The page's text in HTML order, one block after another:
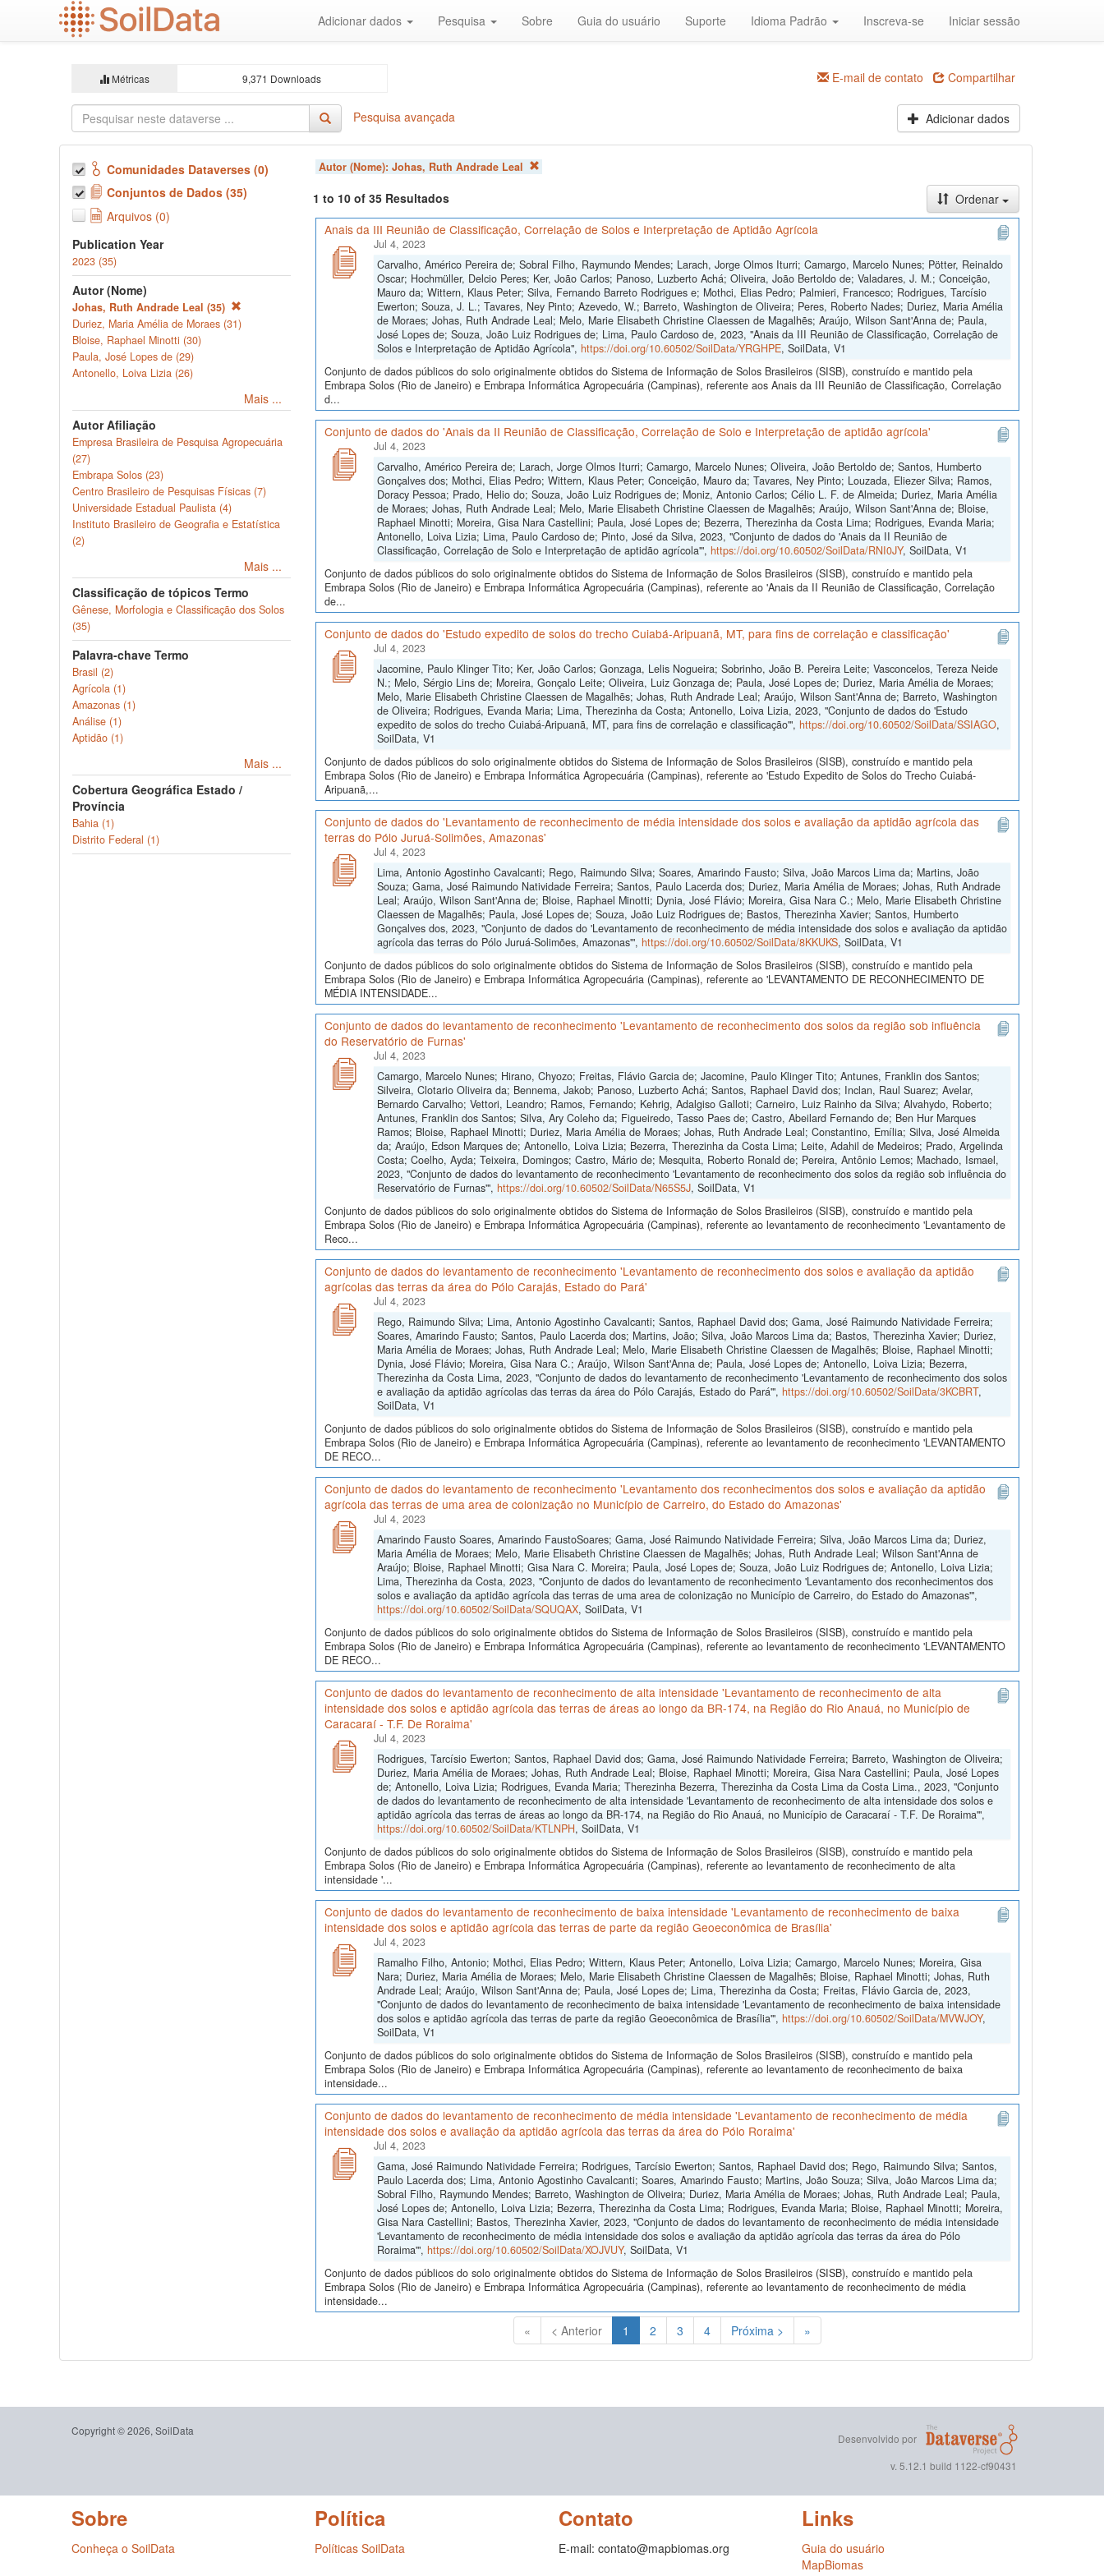
Adicionar dados Pesquisa Sobre Guia do usuário Suporte Idioma Padrão Inscreva-se Iniciar sessão
Métricas 9,371 Downloads E-mail de contato Compartilhar
Pesquisa avançada Adicionar dados
Comunidades Dataverses (0)
Conjuntos de Dados (35)
Arquivos (0)
Publication Year
2023 (35)
Autor (Nome)
Johas, Ruth Andrade Leal (35)
Duriez, Maria Amélia de Moraes (31)
Bloise, Raphael Minotti (30)
Paula, José Lopes de (29)
Antonello, Loiva Lizia (26)
Mais ...
Autor Afiliação
Empresa Brasileira de Pesquisa Agropecuária
(27)
Embrapa Solos (23)
Centro Brasileiro de Pesquisas Físicas (7)
Universidade Estadual Paulista (4)
Instituto Brasileiro de Geografia e Estatística
(2)
Mais ...
Classificação de tópicos Termo
Gênese, Morfologia e Classificação dos Solos
(35)
Palavra-chave Termo
Brasil (2)
Agrícola (1)
Amazonas (1)
Análise (1)
Aptidão (1)
Mais ...
Cobertura Geográfica Estado /
Província
Bahia (1)
Distrito Federal (1)
Autor (Nome): Johas, Ruth Andrade Leal
1 to 10 of 35 Resultados
Ordenar
Anais da III Reunião de Classificação, Correlação de Solos e Interpretação de Aptidão Agrícola
Jul 4, 2023
Carvalho, Américo Pereira de; Sobral Filho, Raymundo Mendes; Larach, Jorge Olmos Iturri; Camargo, Marcelo Nunes; Pötter, Reinaldo
Oscar; Hochmüller, Delcio Peres; Ker, João Carlos; Panoso, Luzberto Achá; Oliveira, João Bertoldo de; Valadares, J. M.; Conceição,
Mauro da; Wittern, Klaus Peter; Silva, Fernando Barreto Rodrigues e; Mothci, Elias Pedro; Palmieri, Francesco; Rodrigues, Tarcísio
Ewerton; Souza, J. L.; Tavares, Ney Pinto; Azevedo, W.; Barreto, Washington de Oliveira; Peres, Roberto Nades; Duriez, Maria Amélia
de Moraes; Johas, Ruth Andrade Leal; Melo, Marie Elisabeth Christine Claessen de Magalhẽs; Araújo, Wilson Sant'Anna de; Paula,
José Lopes de; Souza, João Luiz Rodrigues de; Lima, Paulo Cardoso de, 2023, "Anais da III Reunião de Classificação, Correlação de
Solos e Interpretação de Aptidão Agrícola", https://doi.org/10.60502/SoilData/YRGHPE, SoilData, V1
Conjunto de dados públicos do solo originalmente obtidos do Sistema de Informação de Solos Brasileiros (SISB), construído e mantido pela
Embrapa Solos (Rio de Janeiro) e Embrapa Informática Agropecuária (Campinas), referente aos Anais da III Reunião de Classificação, Correlação
d...
Conjunto de dados do 'Anais da II Reunião de Classificação, Correlação de Solo e Interpretação de aptidão agrícola'
Jul 4, 2023
Carvalho, Américo Pereira de; Larach, Jorge Olmos Iturri; Camargo, Marcelo Nunes; Oliveira, João Bertoldo de; Santos, Humberto
Gonçalves dos; Mothci, Elias Pedro; Wittern, Klaus Peter; Conceição, Mauro da; Tavares, Ney Pinto; Louzada, Eliezer Silva; Ramos,
Doracy Pessoa; Prado, Helio do; Souza, João Luiz Rodrigues de; Moniz, Antonio Carlos; Célio L. F. de Almeida; Duriez, Maria Amélia
de Moraes; Johas, Ruth Andrade Leal; Melo, Marie Elisabeth Christine Claessen de Magalhẽs; Araújo, Wilson Sant'Anna de; Bloise,
Raphael Minotti; Moreira, Gisa Nara Castellini; Paula, José Lopes de; Bezerra, Therezinha da Costa Lima; Rodrigues, Evanda Maria;
Antonello, Loiva Lizia; Lima, Paulo Cardoso de; Pinto, José da Silva, 2023, "Conjunto de dados do 'Anais da II Reunião de
Classificação, Correlação de Solo e Interpretação de aptidão agrícola'", https://doi.org/10.60502/SoilData/RNI0JY, SoilData, V1
Conjunto de dados públicos do solo originalmente obtidos do Sistema de Informação de Solos Brasileiros (SISB), construído e mantido pela
Embrapa Solos (Rio de Janeiro) e Embrapa Informática Agropecuária (Campinas), referente ao 'Anais da II Reunião de Classificação, Correlação
de...
Conjunto de dados do 'Estudo expedito de solos do trecho Cuiabá-Aripuanã, MT, para fins de correlação e classificação'
Jul 4, 2023
Jacomine, Paulo Klinger Tito; Ker, João Carlos; Gonzaga, Lelis Nogueira; Sobrinho, João B. Pereira Leite; Vasconcelos, Tereza Neide
N.; Melo, Sérgio Lins de; Moreira, Gonçalo Leite; Oliveira, Luiz Gonzaga de; Paula, José Lopes de; Duriez, Maria Amélia de Moraes;
Melo, Marie Elisabeth Christine Claessen de Magalhẽs; Johas, Ruth Andrade Leal; Araújo, Wilson Sant'Anna de; Barreto, Washington
de Oliveira; Rodrigues, Evanda Maria; Lima, Therezinha da Costa; Antonello, Loiva Lizia, 2023, "Conjunto de dados do 'Estudo
expedito de solos do trecho Cuiabá-Aripuanã, MT, para fins de correlação e classificação'", https://doi.org/10.60502/SoilData/SSIAGO,
SoilData, V1
Conjunto de dados públicos do solo originalmente obtidos do Sistema de Informação de Solos Brasileiros (SISB), construído e mantido pela
Embrapa Solos (Rio de Janeiro) e Embrapa Informática Agropecuária (Campinas), referente ao 'Estudo Expedito de Solos do Trecho Cuiabá-
Aripuanã,...
Conjunto de dados do 'Levantamento de reconhecimento de média intensidade dos solos e avaliação da aptidão agrícola das
terras do Pólo Juruá-Solimões, Amazonas'
Jul 4, 2023
Lima, Antonio Agostinho Cavalcanti; Rego, Raimundo Silva; Soares, Amarindo Fausto; Silva, João Marcos Lima da; Martins, João
Souza; Gama, José Raimundo Natividade Ferreira; Santos, Paulo Lacerda dos; Duriez, Maria Amélia de Moraes; Johas, Ruth Andrade
Leal; Araújo, Wilson Sant'Anna de; Bloise, Raphael Minotti; Dynia, José Flávio; Moreira, Gisa Nara C.; Melo, Marie Elisabeth Christine
Claessen de Magalhẽs; Paula, José Lopes de; Souza, João Luiz Rodrigues de; Bastos, Therezinha Xavier; Santos, Humberto
Gonçalves dos, 2023, "Conjunto de dados do 'Levantamento de reconhecimento de média intensidade dos solos e avaliação da aptidão
agrícola das terras do Pólo Juruá-Solimões, Amazonas'", https://doi.org/10.60502/SoilData/8KKUKS, SoilData, V1
Conjunto de dados públicos do solo originalmente obtidos do Sistema de Informação de Solos Brasileiros (SISB), construído e mantido pela
Embrapa Solos (Rio de Janeiro) e Embrapa Informática Agropecuária (Campinas), referente ao 'LEVANTAMENTO DE RECONHECIMENTO DE
MÉDIA INTENSIDADE...
Conjunto de dados do levantamento de reconhecimento 'Levantamento de reconhecimento dos solos da região sob influência
do Reservatório de Furnas'
Jul 4, 2023
Camargo, Marcelo Nunes; Hirano, Chyozo; Freitas, Flávio Garcia de; Jacomine, Paulo Klinger Tito; Antunes, Franklin dos Santos;
Silveira, Clotario Oliveira da; Bennema, Jakob; Panoso, Luzberto Achá; Santos, Raphael David dos; Inclan, Raul Suarez; Avelar,
Bernardo Carvalho; Vettori, Leandro; Ramos, Fernando; Kehrig, Adalgiso Galloti; Carneiro, Luiz Rainho da Silva; Alvahydo, Roberto;
Antunes, Franklin dos Santos; Silva, Ary Coleho da; Figueiredo, Tasso Paes de; Castro, Abeilard Fernando de; Ben Hur Marques
Ramos; Bloise, Raphael Minotti; Duriez, Maria Amélia de Moraes; Johas, Ruth Andrade Leal; Constantino, Emília; Silva, José Almeida
da; Araújo, Edson Marques de; Antonello, Loiva Lizia; Bezerra, Therezinha da Costa Lima; Leite, Adahil de Medeiros; Prado, Argelinda
Costa; Coelho, Ayda; Teixeira, Domingos; Castro, Mário de; Mesquita, Roberto Ronald de; Pereira, Antônio Lemos; Machado, Ismael,
2023, "Conjunto de dados do levantamento de reconhecimento 'Levantamento de reconhecimento dos solos da região sob influência do
Reservatório de Furnas'", https://doi.org/10.60502/SoilData/N65S5J, SoilData, V1
Conjunto de dados públicos do solo originalmente obtidos do Sistema de Informação de Solos Brasileiros (SISB), construído e mantido pela
Embrapa Solos (Rio de Janeiro) e Embrapa Informática Agropecuária (Campinas), referente ao levantamento de reconhecimento 'Levantamento de
Reco...
Conjunto de dados do levantamento de reconhecimento 'Levantamento de reconhecimento dos solos e avaliação da aptidão
agrícolas das terras da área do Pólo Carajás, Estado do Pará'
Jul 4, 2023
Rego, Raimundo Silva; Lima, Antonio Agostinho Cavalcanti; Santos, Raphael David dos; Gama, José Raimundo Natividade Ferreira;
Soares, Amarindo Fausto; Santos, Paulo Lacerda dos; Martins, João; Silva, João Marcos Lima da; Bastos, Therezinha Xavier; Duriez,
Maria Amélia de Moraes; Johas, Ruth Andrade Leal; Melo, Marie Elisabeth Christine Claessen de Magalhẽs; Bloise, Raphael Minotti;
Dynia, José Flávio; Moreira, Gisa Nara C.; Araújo, Wilson Sant'Anna de; Paula, José Lopes de; Antonello, Loiva Lizia; Bezerra,
Therezinha da Costa Lima, 2023, "Conjunto de dados do levantamento de reconhecimento 'Levantamento de reconhecimento dos solos
e avaliação da aptidão agrícolas das terras da área do Pólo Carajás, Estado do Pará'", https://doi.org/10.60502/SoilData/3KCBRT,
SoilData, V1
Conjunto de dados públicos do solo originalmente obtidos do Sistema de Informação de Solos Brasileiros (SISB), construído e mantido pela
Embrapa Solos (Rio de Janeiro) e Embrapa Informática Agropecuária (Campinas), referente ao levantamento de reconhecimento 'LEVANTAMENTO
DE RECO...
Conjunto de dados do levantamento de reconhecimento 'Levantamento dos reconhecimentos dos solos e avaliação da aptidão
agrícola das terras de uma area de colonização no Município de Carreiro, do Estado do Amazonas'
Jul 4, 2023
Amarindo Fausto Soares, Amarindo FaustoSoares; Gama, José Raimundo Natividade Ferreira; Silva, João Marcos Lima da; Duriez,
Maria Amélia de Moraes; Melo, Marie Elisabeth Christine Claessen de Magalhẽs; Johas, Ruth Andrade Leal; Wilson Sant'Anna de
Araújo; Bloise, Raphael Minotti; Gisa Nara C. Moreira; Paula, José Lopes de; Souza, João Luiz Rodrigues de; Antonello, Loiva Lizia;
Lima, Therezinha da Costa, 2023, "Conjunto de dados do levantamento de reconhecimento 'Levantamento dos reconhecimentos dos
solos e avaliação da aptidão agrícola das terras de uma area de colonização no Município de Carreiro, do Estado do Amazonas'",
https://doi.org/10.60502/SoilData/SQUQAX, SoilData, V1
Conjunto de dados públicos do solo originalmente obtidos do Sistema de Informação de Solos Brasileiros (SISB), construído e mantido pela
Embrapa Solos (Rio de Janeiro) e Embrapa Informática Agropecuária (Campinas), referente ao levantamento de reconhecimento 'LEVANTAMENTO
DE RECO...
Conjunto de dados do levantamento de reconhecimento de alta intensidade 'Levantamento de reconhecimento de alta
intensidade dos solos e aptidão agrícola das terras de áreas ao longo da BR-174, na Região do Rio Anauá, no Município de
Caracaraí - T.F. De Roraima'
Jul 4, 2023
Rodrigues, Tarcísio Ewerton; Santos, Raphael David dos; Gama, José Raimundo Natividade Ferreira; Barreto, Washington de Oliveira;
Duriez, Maria Amélia de Moraes; Johas, Ruth Andrade Leal; Bloise, Raphael Minotti; Moreira, Gisa Nara Castellini; Paula, José Lopes
de; Antonello, Loiva Lizia; Rodrigues, Evanda Maria; Therezinha Bezerra, Therezinha da Costa Lima da Costa Lima., 2023, "Conjunto
de dados do levantamento de reconhecimento de alta intensidade 'Levantamento de reconhecimento de alta intensidade dos solos e
aptidão agrícola das terras de áreas ao longo da BR-174, na Região do Rio Anauá, no Município de Caracaraí - T.F. De Roraima'",
https://doi.org/10.60502/SoilData/KTLNPH, SoilData, V1
Conjunto de dados públicos do solo originalmente obtidos do Sistema de Informação de Solos Brasileiros (SISB), construído e mantido pela
Embrapa Solos (Rio de Janeiro) e Embrapa Informática Agropecuária (Campinas), referente ao levantamento de reconhecimento de alta
intensidade '...
Conjunto de dados do levantamento de reconhecimento de baixa intensidade 'Levantamento de reconhecimento de baixa
intensidade dos solos e aptidão agrícola das terras de parte da região Geoeconômica de Brasília'
Jul 4, 2023
Ramalho Filho, Antonio; Mothci, Elias Pedro; Wittern, Klaus Peter; Antonello, Loiva Lizia; Camargo, Marcelo Nunes; Moreira, Gisa
Nara; Duriez, Maria Amélia de Moraes; Melo, Marie Elisabeth Christine Claessen de Magalhẽs; Bloise, Raphael Minotti; Johas, Ruth
Andrade Leal; Araújo, Wilson Sant'Anna de; Paula, José Lopes de; Lima, Therezinha da Costa; Freitas, Flávio Garcia de, 2023,
"Conjunto de dados do levantamento de reconhecimento de baixa intensidade 'Levantamento de reconhecimento de baixa intensidade
dos solos e aptidão agrícola das terras de parte da região Geoeconômica de Brasília'", https://doi.org/10.60502/SoilData/MVWJOY,
SoilData, V1
Conjunto de dados públicos do solo originalmente obtidos do Sistema de Informação de Solos Brasileiros (SISB), construído e mantido pela
Embrapa Solos (Rio de Janeiro) e Embrapa Informática Agropecuária (Campinas), referente ao levantamento de reconhecimento de baixa
intensidade...
Conjunto de dados do levantamento de reconhecimento de média intensidade 'Levantamento de reconhecimento de média
intensidade dos solos e avaliação da aptidão agrícola das terras da área do Pólo Roraima'
Jul 4, 2023
Gama, José Raimundo Natividade Ferreira; Rodrigues, Tarcísio Ewerton; Santos, Raphael David dos; Rego, Raimundo Silva; Santos,
Paulo Lacerda dos; Lima, Antonio Agostinho Cavalcanti; Soares, Amarindo Fausto; Martins, João Souza; Silva, João Marcos Lima da;
Sobral Filho, Raymundo Mendes; Barreto, Washington de Oliveira; Duriez, Maria Amélia de Moraes; Johas, Ruth Andrade Leal; Paula,
José Lopes de; Antonello, Loiva Lizia; Bezerra, Therezinha da Costa Lima; Rodrigues, Evanda Maria; Bloise, Raphael Minotti; Moreira,
Gisa Nara Castellini; Bastos, Therezinha Xavier, 2023, "Conjunto de dados do levantamento de reconhecimento de média intensidade
'Levantamento de reconhecimento de média intensidade dos solos e avaliação da aptidão agrícola das terras da área do Pólo
Roraima'", https://doi.org/10.60502/SoilData/XOJVUY, SoilData, V1
Conjunto de dados públicos do solo originalmente obtidos do Sistema de Informação de Solos Brasileiros (SISB), construído e mantido pela
Embrapa Solos (Rio de Janeiro) e Embrapa Informática Agropecuária (Campinas), referente ao levantamento de reconhecimento de média
intensidade...
« < Anterior 1 (Atual)
2 3 4 Próxima > »
Copyright © 2026, SoilData
Desenvolvido por
v. 5.12.1 build 1122-cf90431
Sobre
Conheça o SoilData
Política
Políticas SoilData
Contato
E-mail: contato@mapbiomas.org
Links
Guia do usuário
MapBiomas